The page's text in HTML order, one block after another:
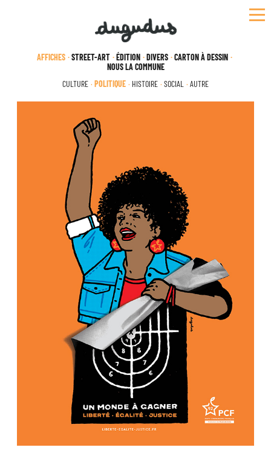
AFFICHES STREET-ART ÉDITION DIVERS CARTON À DESSIN
NOUS LA COMMUNE
CULTURE POLITIQUE HISTOIRE SOCIAL AUTRE